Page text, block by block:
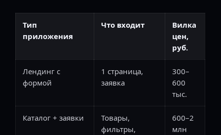
Тип
приложения
Что входит
Вилка
цен,
руб.
Лендинг с
формой
1 страница,
заявка
300–
600
тыс.
Каталог + заявки
Товары,
фильтры,
600–2
млн